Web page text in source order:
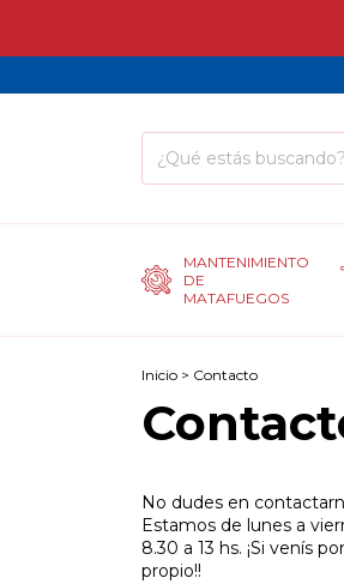
MANTENIMIENTO
DE
MATAFUEGOS
Inicio > Contacto
No dudes en
Estamos de lunes a
8.30 a 13 hs. ¡Si venís
propio!!